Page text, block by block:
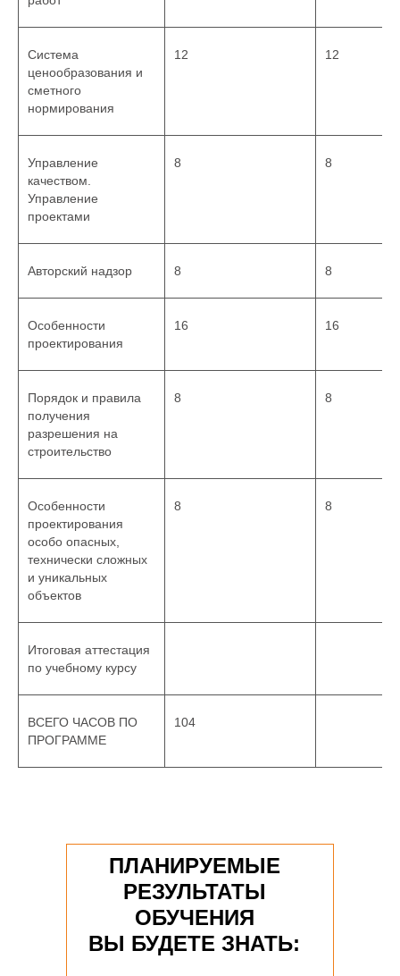
Система
ценообразования и
сметного
нормирования
12 12
Управление
качеством.
Управление
проектами
8 8
Авторский надзор 8 8
Особенности
проектирования
16 16
Порядок и правила
получения
разрешения на
строительство
8 8
Особенности
проектирования
особо опасных,
технически сложных
и уникальных
объектов
8 8
Итоговая аттестация
по учебному курсу
ВСЕГО ЧАСОВ ПО
ПРОГРАММЕ
104
ПЛАНИРУЕМЫЕ
РЕЗУЛЬТАТЫ
ОБУЧЕНИЯ
ВЫ БУДЕТЕ ЗНАТЬ: